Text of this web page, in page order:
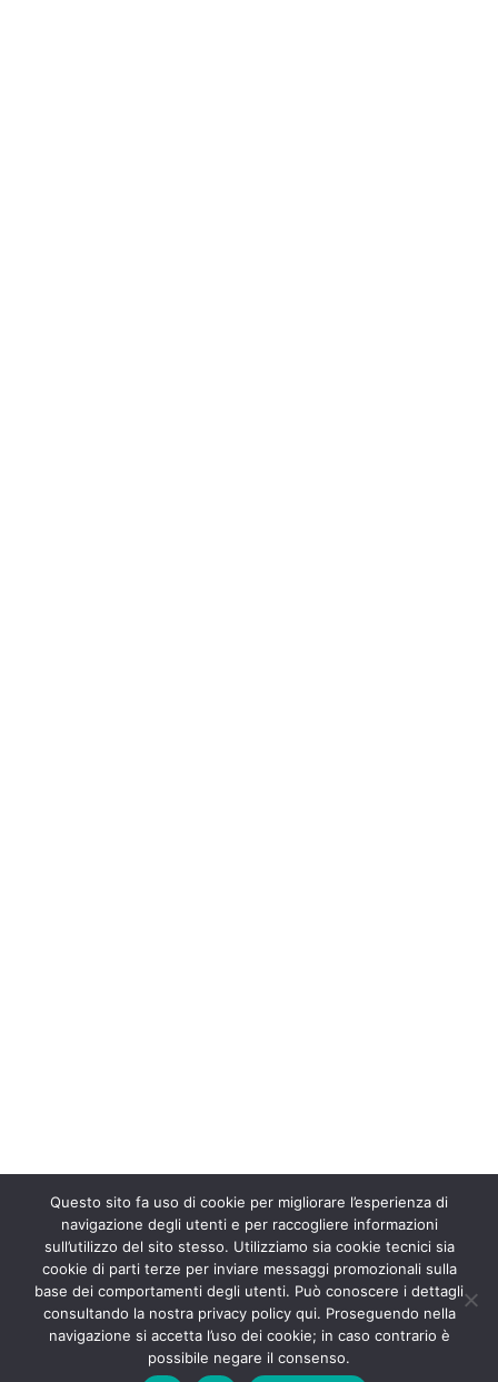
Questo sito fa uso di cookie per migliorare l’esperienza di
navigazione degli utenti e per raccogliere informazioni
sull’utilizzo del sito stesso. Utilizziamo sia cookie tecnici sia
cookie di parti terze per inviare messaggi promozionali sulla
base dei comportamenti degli utenti. Può conoscere i dettagli
consultando la nostra privacy policy qui. Proseguendo nella
navigazione si accetta l’uso dei cookie; in caso contrario è
possibile negare il consenso.